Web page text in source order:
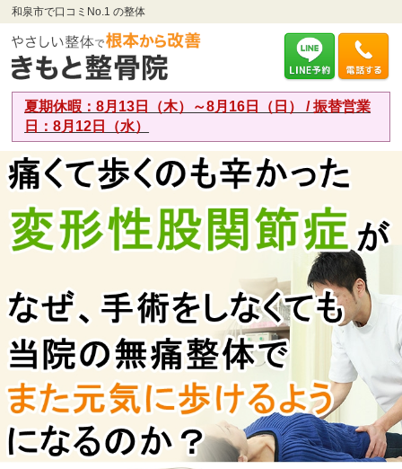
和泉市で口コミNo.1 の整体
夏期休暇：8月13日（木）～8月16日（日） / 振替営業
日：8月12日（水）